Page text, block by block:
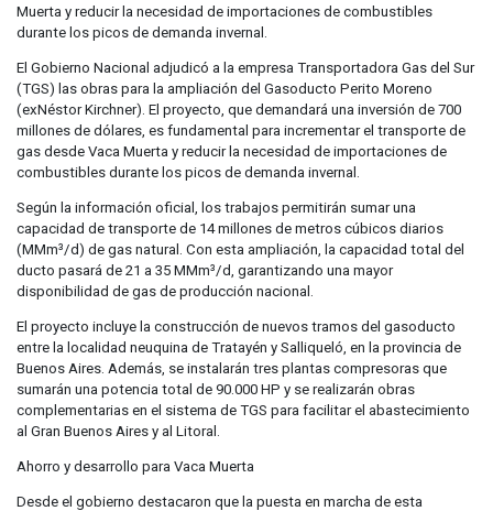
Muerta y reducir la necesidad de importaciones de combustibles
durante los picos de demanda invernal.
El Gobierno Nacional adjudicó a la empresa Transportadora Gas del Sur
(TGS) las obras para la ampliación del Gasoducto Perito Moreno
(exNéstor Kirchner). El proyecto, que demandará una inversión de 700
millones de dólares, es fundamental para incrementar el transporte de
gas desde Vaca Muerta y reducir la necesidad de importaciones de
combustibles durante los picos de demanda invernal.
Según la información oficial, los trabajos permitirán sumar una
capacidad de transporte de 14 millones de metros cúbicos diarios
(MMm³/d) de gas natural. Con esta ampliación, la capacidad total del
ducto pasará de 21 a 35 MMm³/d, garantizando una mayor
disponibilidad de gas de producción nacional.
El proyecto incluye la construcción de nuevos tramos del gasoducto
entre la localidad neuquina de Tratayén y Salliqueló, en la provincia de
Buenos Aires. Además, se instalarán tres plantas compresoras que
sumarán una potencia total de 90.000 HP y se realizarán obras
complementarias en el sistema de TGS para facilitar el abastecimiento
al Gran Buenos Aires y al Litoral.
Ahorro y desarrollo para Vaca Muerta
Desde el gobierno destacaron que la puesta en marcha de esta